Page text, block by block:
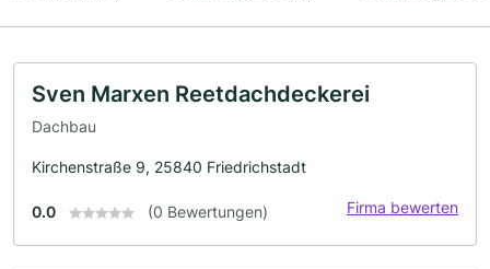
Sven Marxen Reetdachdeckerei
Dachbau
Kirchenstraße 9, 25840 Friedrichstadt
0.0 (0 Bewertungen) Firma bewerten